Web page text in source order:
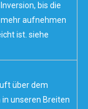
bis die
aufnehmen
ist. siehe
über dem
in unseren Breiten